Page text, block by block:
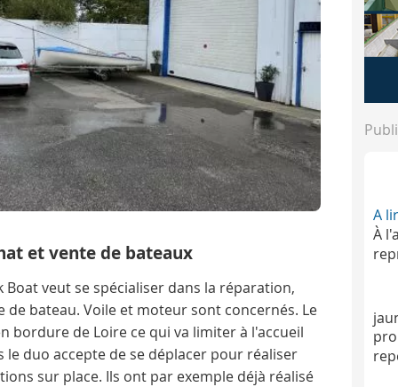
et vente de bateaux
Boat veut se spécialiser dans la réparation,
bateau. Voile et moteur sont concernés. Le
bordure de Loire ce qui va limiter à l'accueil
duo accepte de se déplacer pour réaliser
sur place. Ils ont par exemple déjà réalisé
A
À